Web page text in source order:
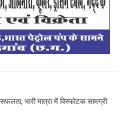
भारी मात्रा में विस्‍फोटक सामग्री